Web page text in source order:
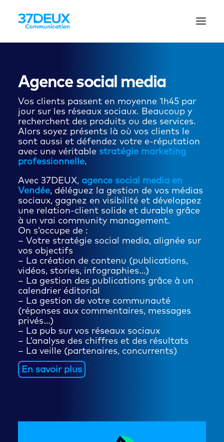
Agence social media
Vos clients passent en moyenne 1h45 par
jour sur les réseaux sociaux. Beaucoup y
recherchent des produits ou des services.
Alors soyez présents là où vos clients le
sont aussi et défendez votre e-réputation
avec une véritable stratégie marketing
professionnelle.
Avec 37DEUX, agence social media en
Vendée, déléguez la gestion de vos médias
sociaux, gagnez en visibilité et développez
une relation-client solide et durable grâce
à un vrai community management.
On s’occupe de :
– Votre stratégie social media, alignée sur
vos objectifs
– La création de contenu (publications,
vidéos, stories, infographies…)
– La gestion des publications grâce à un
calendrier éditorial
– La gestion de votre communauté
(réponses aux commentaires, messages
privés…)
– La pub sur vos réseaux sociaux
– L’analyse des chiffres et des résultats
– La veille (partenaires, concurrents)
En savoir plus